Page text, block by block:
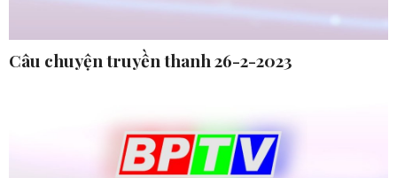
Câu chuyện truyền thanh 26-2-2023